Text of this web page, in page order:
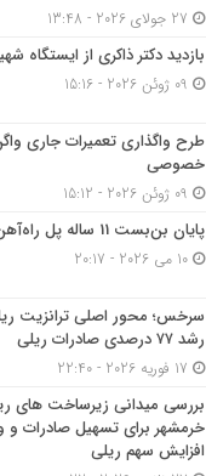
بازدید دکتر ذاکری از ایستگاه
طرح واگذاری تعمیرات جاری
خصوصی
پایان بن‌بست 11 ساله پل راه‌آهن هشتگرد
10 می 2026 - 20:17
سرخس؛ محور اصلی ترانزیت
رشد ۷۷ درصدی صادرات ریلی
بررسی میدانی زیرساخت های
خرمشهر برای تسهیل صادرات و
افزایش سهم ریلی